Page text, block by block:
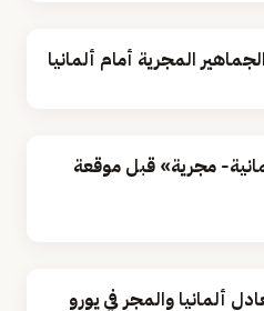
المجرية أمام ألمانيا
مجرية» قبل موقعة
ألمانيا والمجر في يورو